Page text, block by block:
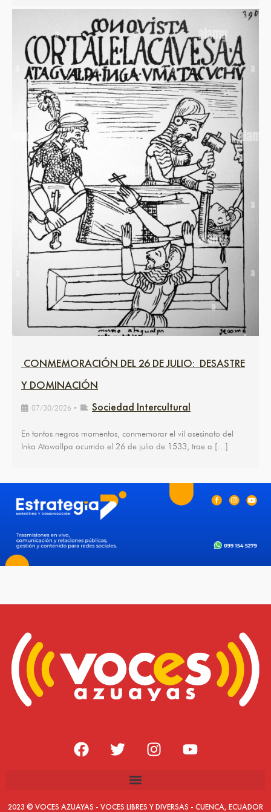
CONMEMORACIÓN DEL 26 DE JULIO: DESASTRE
Y DOMINACIÓN
07/30/2026 • Sociedad Intercultural
En tantos negros momentos, conmemorar el vil asesinato del
Inka Atawallpa ocurrido el 26 de julio de 1533, trae a […]
2023 © VOCES AZUAYAS - VOCES LIBRES Y DIVERSAS - CUENCA, ECUADOR